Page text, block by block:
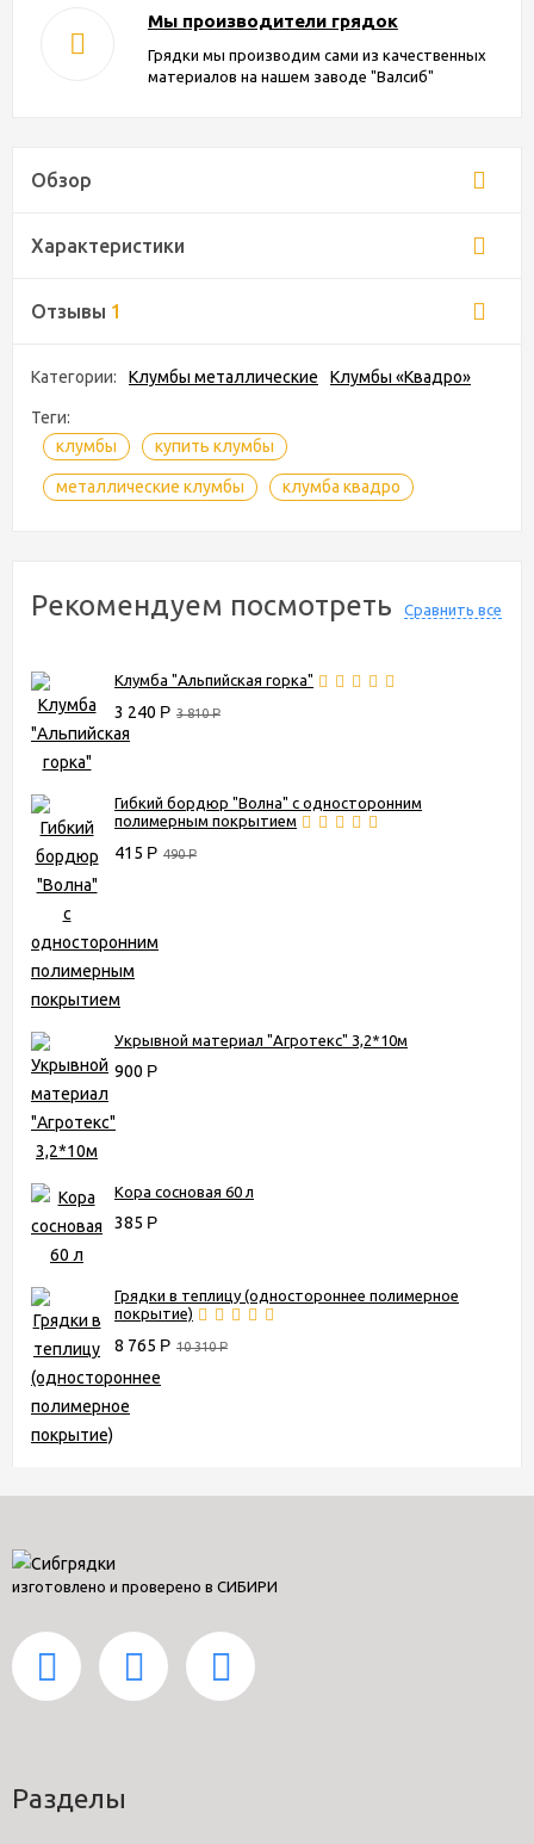
Мы производители грядок
Грядки мы производим сами из качественных
материалов на нашем заводе "Валсиб"
Обзор
Характеристики
Отзывы 1
Категории: Клумбы металлические Клумбы «Квадро»
Теги:
клумбы
купить клумбы
металлические клумбы клумба квадро
Рекомендуем посмотреть Сравнить все
Клумба "Альпийская горка"
3 240 Р 3 810Р
Гибкий бордюр "Волна" с односторонним
полимерным покрытием
415 Р 490Р
Укрывной материал "Агротекс" 3,2*10м
900 Р
Кора сосновая 60 л
385 Р
Грядки в теплицу (одностороннее полимерное
покрытие)
8 765 Р 10 310Р
изготовлено и проверено в СИБИРИ
Разделы